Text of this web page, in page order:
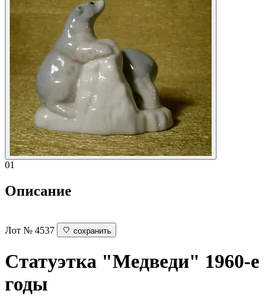
01
Описание
Лот № 4537 сохранить
Статуэтка "Медведи" 1960-е
годы